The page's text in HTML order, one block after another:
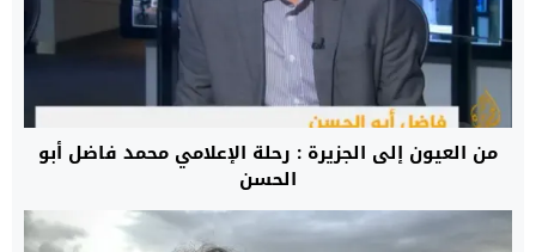
من العيون إلى الجزيرة : رحلة الإعلامي محمد فاضل أبو
الحسن